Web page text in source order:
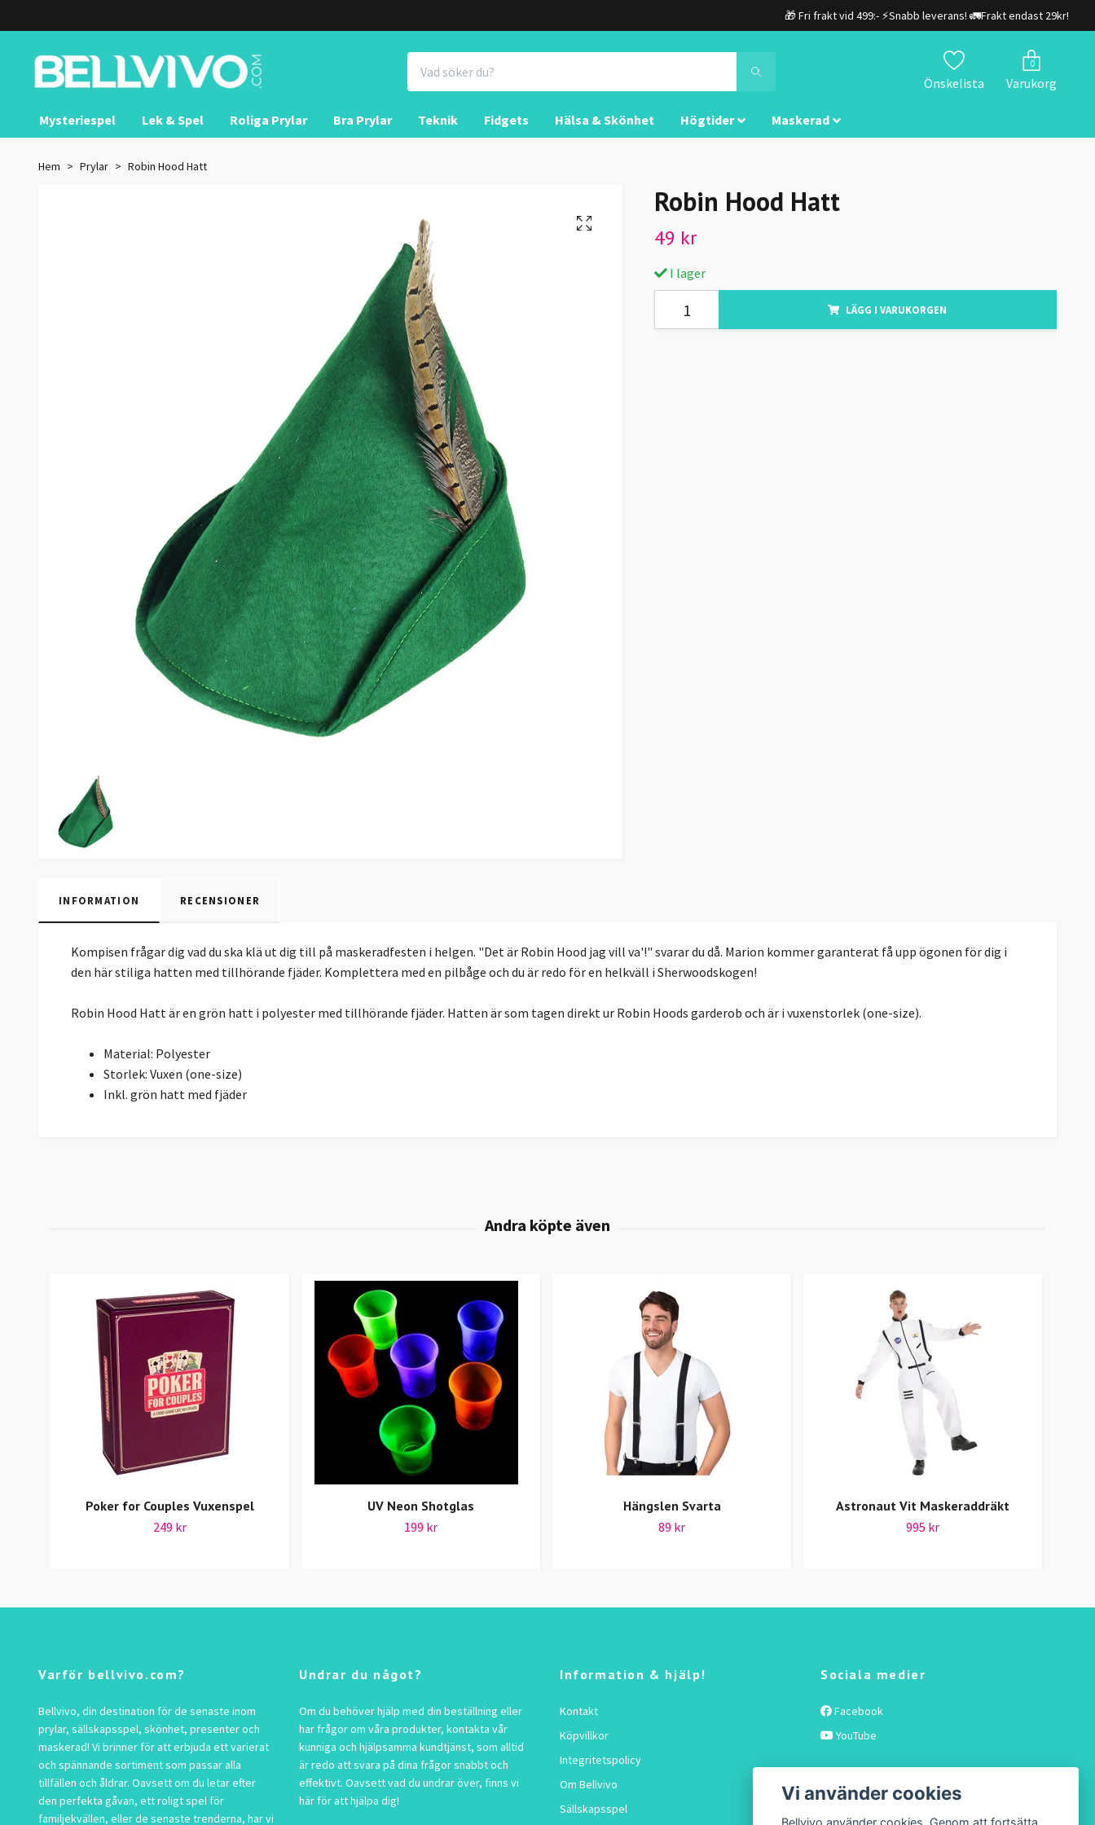
🎁 Fri frakt vid 499:- ⚡Snabb leverans! 🚛Frakt endast 29kr!
Önskelista
0
Varukorg
Mysteriespel Lek & Spel Roliga Prylar Bra Prylar Teknik Fidgets Hälsa & Skönhet Högtider Maskerad
Hem Prylar Robin Hood Hatt
Robin Hood Hatt
49 kr
I lager
LÄGG I VARUKORGEN
INFORMATION RECENSIONER
Kompisen frågar dig vad du ska klä ut dig till på maskeradfesten i helgen. "Det är Robin Hood jag vill va'!" svarar du då. Marion kommer garanterat få upp ögonen för dig i
den här stiliga hatten med tillhörande fjäder. Komplettera med en pilbåge och du är redo för en helkväll i Sherwoodskogen!
Robin Hood Hatt är en grön hatt i polyester med tillhörande fjäder. Hatten är som tagen direkt ur Robin Hoods garderob och är i vuxenstorlek (one-size).
Material: Polyester
Storlek: Vuxen (one-size)
Inkl. grön hatt med fjäder
Poker for Couples Vuxenspel
249 kr
UV Neon Shotglas
199 kr
Hängslen Svarta
89 kr
Astronaut Vit Maskeraddräkt
995 kr
Varför bellvivo.com?
Bellvivo, din destination för de senaste inom
prylar, sällskapsspel, skönhet, presenter och
maskerad! Vi brinner för att erbjuda ett varierat
och spännande sortiment som passar alla
tillfällen och åldrar. Oavsett om du letar efter
den perfekta gåvan, ett roligt spel för
familjekvällen, eller de senaste trenderna, har vi
Undrar du något?
Om du behöver hjälp med din beställning eller
har frågor om våra produkter, kontakta vår
kunniga och hjälpsamma kundtjänst, som alltid
är redo att svara på dina frågor snabbt och
effektivt. Oavsett vad du undrar över, finns vi
här för att hjälpa dig!
Information & hjälp!
Kontakt
Köpvillkor
Integritetspolicy
Om Bellvivo
Sällskapsspel
Sociala medier
Facebook
YouTube
Vi använder cookies